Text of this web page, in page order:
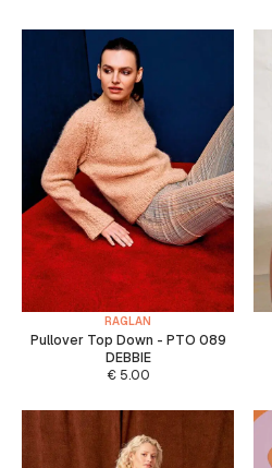
RAGLAN
Pullover Top Down - PTO 089
DEBBIE
€5.00